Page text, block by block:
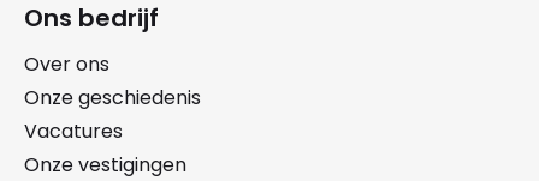
Ons bedrijf
Over ons
Onze geschiedenis
Vacatures
Onze vestigingen